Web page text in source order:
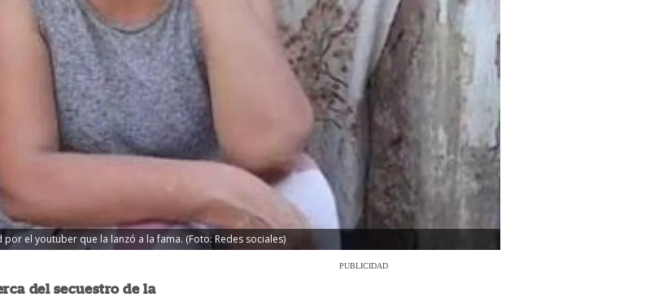
el youtuber que la lanzó a la fama. (Foto: Redes sociales)
del secuestro de la
PUBLICIDAD